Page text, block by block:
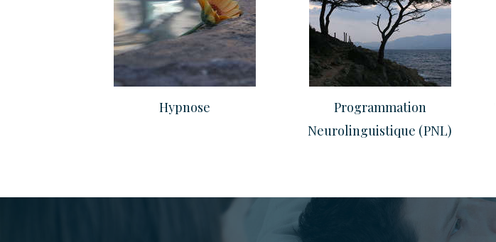
Hypnose
Programmation
Neurolinguistique (PNL)